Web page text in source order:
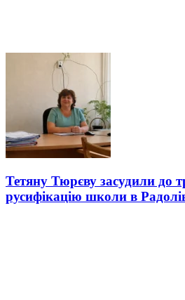
Тетяну Тюрєву засудили до
русифікацію школи в